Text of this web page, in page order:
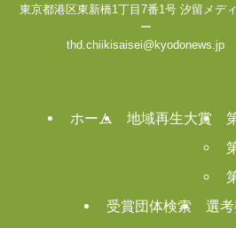
東京都港区東新橋1丁目7番1号 汐留メデ
ー
thd.chiikisaisei@kyodonews.jp
ホーム 地域再生大賞
受賞団体検索
選